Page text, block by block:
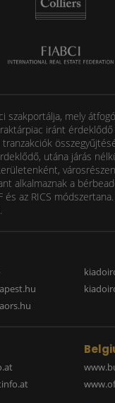
szakportálja, mely
iránt
utána járás
alkalmaznak a
és az RICS